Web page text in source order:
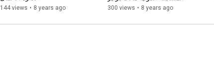
144 views • 8 years ago 300 views • 8 years ago